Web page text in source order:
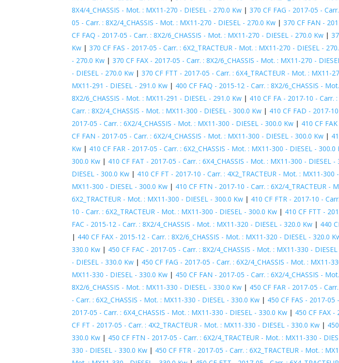
8X4/4_CHASSIS - Mot. : MX11-270 - DIESEL - 270.0 Kw | 370 CF FAG - 2017-05 -
05 - Carr. : 8X2/4_CHASSIS - Mot. : MX11-270 - DIESEL - 270.0 Kw | 370 CF FAN -
CF FAQ - 2017-05 - Carr. : 8X2/6_CHASSIS - Mot. : MX11-270 - DIESEL - 270.0 Kw |
Kw | 370 CF FAS - 2017-05 - Carr. : 6X2_TRACTEUR - Mot. : MX11-270 - DIESEL -
- 270.0 Kw | 370 CF FAX - 2017-05 - Carr. : 8X2/6_CHASSIS - Mot. : MX11-270 -
- DIESEL - 270.0 Kw | 370 CF FTT - 2017-05 - Carr. : 6X4_TRACTEUR - Mot. : MX11-
MX11-291 - DIESEL - 291.0 Kw | 400 CF FAQ - 2015-12 - Carr. : 8X2/6_CHASSIS -
8X2/6_CHASSIS - Mot. : MX11-291 - DIESEL - 291.0 Kw | 410 CF FA - 2017-10 - Carr.
Carr. : 8X2/4_CHASSIS - Mot. : MX11-300 - DIESEL - 300.0 Kw | 410 CF FAD - 2017-
2017-05 - Carr. : 6X2/4_CHASSIS - Mot. : MX11-300 - DIESEL - 300.0 Kw | 410 CF
CF FAN - 2017-05 - Carr. : 6X2/4_CHASSIS - Mot. : MX11-300 - DIESEL - 300.0 Kw |
Kw | 410 CF FAR - 2017-05 - Carr. : 6X2_CHASSIS - Mot. : MX11-300 - DIESEL - 300.0
300.0 Kw | 410 CF FAT - 2017-05 - Carr. : 6X4_CHASSIS - Mot. : MX11-300 - DIESEL -
DIESEL - 300.0 Kw | 410 CF FT - 2017-10 - Carr. : 4X2_TRACTEUR - Mot. : MX11-300
MX11-300 - DIESEL - 300.0 Kw | 410 CF FTN - 2017-10 - Carr. : 6X2/4_TRACTEUR -
6X2_TRACTEUR - Mot. : MX11-300 - DIESEL - 300.0 Kw | 410 CF FTR - 2017-10 -
10 - Carr. : 6X2_TRACTEUR - Mot. : MX11-300 - DIESEL - 300.0 Kw | 410 CF FTT -
FAC - 2015-12 - Carr. : 8X2/4_CHASSIS - Mot. : MX11-320 - DIESEL - 320.0 Kw | 440
| 440 CF FAX - 2015-12 - Carr. : 8X2/6_CHASSIS - Mot. : MX11-320 - DIESEL - 320.0
330.0 Kw | 450 CF FAC - 2017-05 - Carr. : 8X2/4_CHASSIS - Mot. : MX11-330 -
- DIESEL - 330.0 Kw | 450 CF FAG - 2017-05 - Carr. : 6X2/4_CHASSIS - Mot. : MX11-
MX11-330 - DIESEL - 330.0 Kw | 450 CF FAN - 2017-05 - Carr. : 6X2/4_CHASSIS -
8X2/6_CHASSIS - Mot. : MX11-330 - DIESEL - 330.0 Kw | 450 CF FAR - 2017-05 -
- Carr. : 6X2_CHASSIS - Mot. : MX11-330 - DIESEL - 330.0 Kw | 450 CF FAS - 2017-05
2017-05 - Carr. : 6X4_CHASSIS - Mot. : MX11-330 - DIESEL - 330.0 Kw | 450 CF FAX -
CF FT - 2017-05 - Carr. : 4X2_TRACTEUR - Mot. : MX11-330 - DIESEL - 330.0 Kw |
330.0 Kw | 450 CF FTN - 2017-05 - Carr. : 6X2/4_TRACTEUR - Mot. : MX11-330 -
330 - DIESEL - 330.0 Kw | 450 CF FTR - 2017-05 - Carr. : 6X2_TRACTEUR - Mot. :